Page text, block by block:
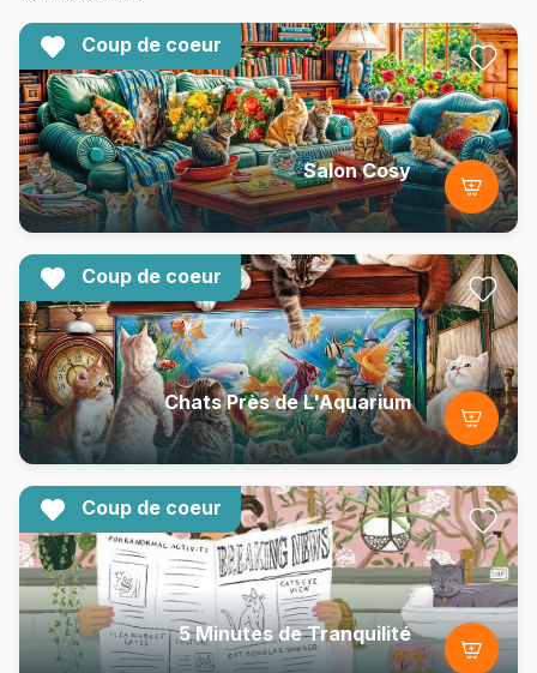
Coup de coeur
Salon Cosy
Coup de coeur
Chats Près de L'Aquarium
Coup de coeur
5 Minutes de Tranquilité